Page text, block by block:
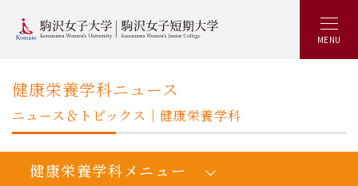
MENU
健康栄養学科ニュース
ニュース＆トピックス｜健康栄養学科
健康栄養学科メニュー